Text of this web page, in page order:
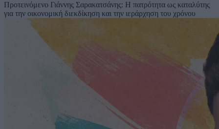
Προτεινόμενο Γιάννης Σαρακατσάνης: Η πατρότητα ως καταλύτης
για την οικονομική διεκδίκηση και την ιεράρχηση του χρόνου